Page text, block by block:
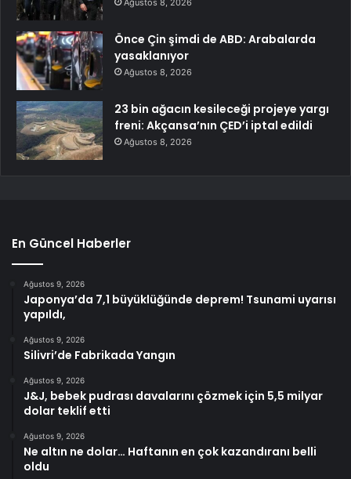
Ağustos 8, 2026
Önce Çin şimdi de ABD: Arabalarda
yasaklanıyor
Ağustos 8, 2026
23 bin ağacın kesileceği projeye yargı
freni: Akçansa’nın ÇED’i iptal edildi
Ağustos 8, 2026
En Güncel Haberler
Ağustos 9, 2026
Japonya’da 7,1 büyüklüğünde deprem! Tsunami uyarısı
yapıldı,
Ağustos 9, 2026
Silivri’de Fabrikada Yangın
Ağustos 9, 2026
J&J, bebek pudrası davalarını çözmek için 5,5 milyar
dolar teklif etti
Ağustos 9, 2026
Ne altın ne dolar… Haftanın en çok kazandıranı belli
oldu